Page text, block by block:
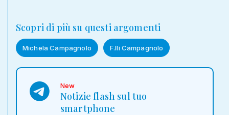
Scopri di più su questi argomenti
Michela Campagnolo F.lli Campagnolo
New
Notizie flash sul tuo
smartphone